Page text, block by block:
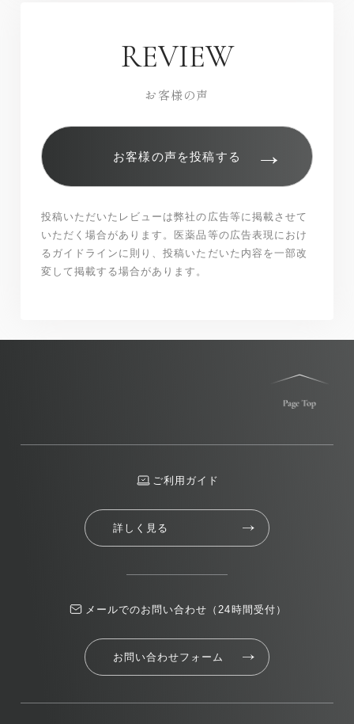
REVIEW
お客様の声
お客様の声を投稿する →
投稿いただいたレビューは弊社の広告等に掲載させて
いただく場合があります。医薬品等の広告表現におけ
るガイドラインに則り、投稿いただいた内容を一部改
変して掲載する場合があります。
ご利用ガイド
詳しく見る
メールでのお問い合わせ（24時間受付）
お問い合わせフォーム